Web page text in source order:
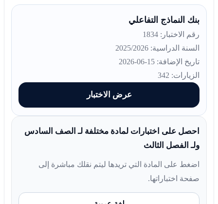
بنك النماذج التفاعلي
رقم الاختبار: 1834
السنة الدراسية: 2025/2026
تاريخ الإضافة: 15-06-2026
الزيارات: 342
عرض الاختبار
احصل على اختبارات لمادة مختلفة لـ الصف السادس
ولـ الفصل الثالث
اضغط على المادة التي تريدها ليتم نقلك مباشرة إلى
صفحة اختباراتها.